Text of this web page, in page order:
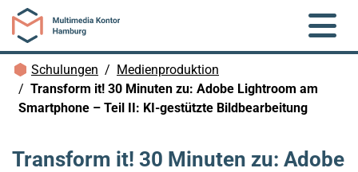
Zum Hauptinhalt springen
Brotkrümelnavigation
Schulungen
Medienproduktion
Transform it! 30 Minuten zu: Adobe Lightroom am
Smartphone – Teil II: KI-gestützte Bildbearbeitung
Transform it! 30 Minuten zu: Adobe